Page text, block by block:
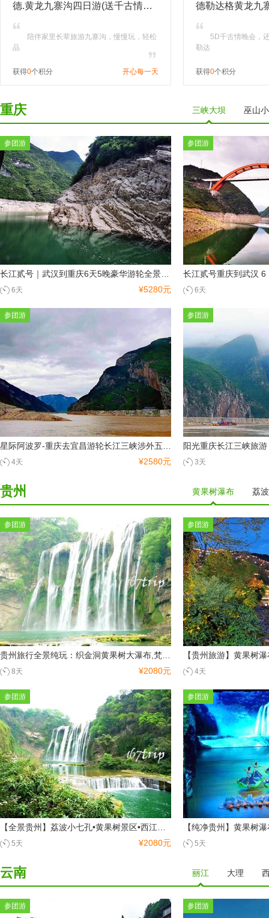
内蒙古
张家界
袁家界风景区
武陵源风景...
张家界国家...
金鞭溪
广西
桂林 北海 南宁 阳朔 龙脊梯田
广东
北京
北京
西藏
拉萨 纳木措
林芝
珠穆朗玛峰
布达拉宫 卡定沟
尼洋河
南迦巴瓦峰
巴松错
雅鲁藏布大峡谷
墨脱
山南
新疆
华东
上海 南京 无锡
西湖
乌镇
千岛湖 黄山
青海
青海湖 格尔木
福建
厦门 鼓浪屿 武夷山景区
陕西
西安 兵马俑 秦始皇陵
东北
大连
甘肃
山东
德.黄龙九寨沟四日游(送千古情晚会+土火锅.纯玩0自费,三环内接)
陪伴家里长辈旅游九寨沟，慢慢玩，轻松
品
开心每一天
获得0个积分
德勒达格黄龙九
5D千古情晚会，
勒达
获得0个积分
重庆 三峡大坝 巫山
参团游
¥5280元
6天
参团游
6天
参团游
¥2580元
4天
参团游
阳光重庆长江三峡旅
3天
贵州 黄果树瀑布 荔波
参团游
¥2080元
8天
参团游
4天
参团游
¥2080元
5天
参团游
5天
云南 丽江 大理
参团游 参团游